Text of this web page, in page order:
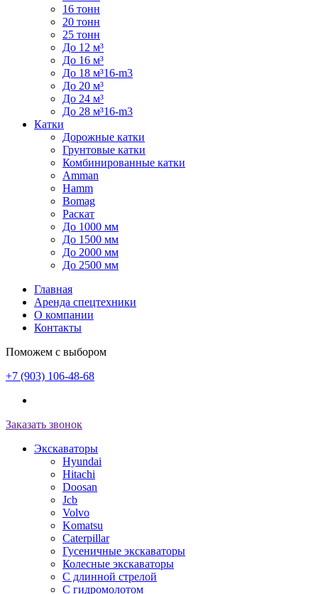
16 тонн
20 тонн
25 тонн
До 12 м³
До 16 м³
До 18 м³16-m3
До 20 м³
До 24 м³
До 28 м³16-m3
Катки
Дорожные катки
Грунтовые катки
Комбинированные катки
Amman
Hamm
Bomag
Раскат
До 1000 мм
До 1500 мм
До 2000 мм
До 2500 мм
Главная
Аренда спецтехники
О компании
Контакты
Поможем с выбором
+7 (903) 106-48-68
Заказать звонок
Экскаваторы
Hyundai
Hitachi
Doosan
Jcb
Volvo
Komatsu
Caterpillar
Гусеничные экскаваторы
Колесные экскаваторы
С длинной стрелой
С гидромолотом